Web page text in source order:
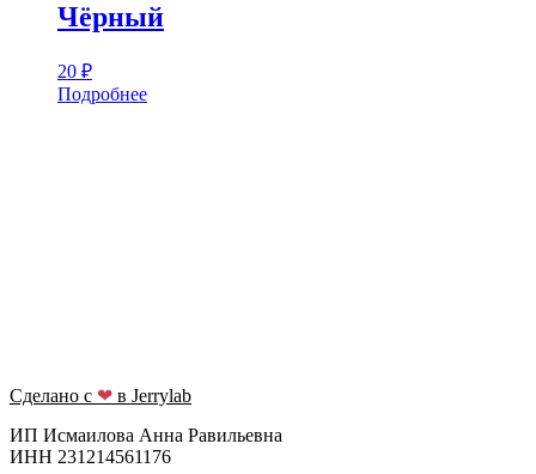
Чёрный
20 ₽
Подробнее
Сделано с ❤ в Jerrylab
ИП Исмаилова Анна Равильевна
ИНН 231214561176